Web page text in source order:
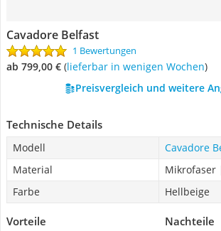
Cavadore Belfast
1 Bewertungen
ab 799,00 € ( Lieferbar in wenigen Wochen)
Preisvergleich und weitere
Technische Details
Modell
Cavadore
Material
Mikrofaser
Farbe
Hellbeige
Vorteile Nachteile